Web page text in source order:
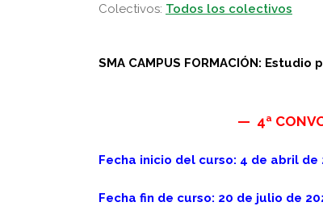
Colectivos: Todos los colectivos
SMA CAMPUS FORMACIÓN:
— 4ª
Fecha inicio del curso: 4 de abril de
Fecha fin de curso: 20 de julio de